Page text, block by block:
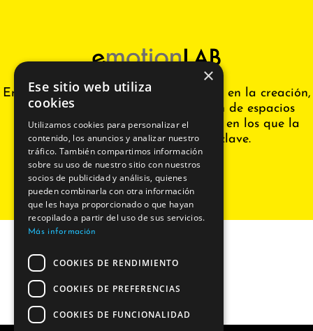
EmotionLAB es una empresa referente en la creación,
diseño, renovación y transformación de espacios
educativos, que desarrolla proyectos en los que la
innovación en un elemento clave.
×
Ese sitio web utiliza
cookies
Utilizamos cookies para personalizar el
contenido, los anuncios y analizar nuestro
tráfico. También compartimos información
sobre su uso de nuestro sitio con nuestros
socios de publicidad y análisis, quienes
pueden combinarla con otra información
que les haya proporcionado o que hayan
recopilado a partir del uso de sus servicios.
Más información
COOKIES DE RENDIMIENTO
COOKIES DE PREFERENCIAS
COOKIES DE FUNCIONALIDAD